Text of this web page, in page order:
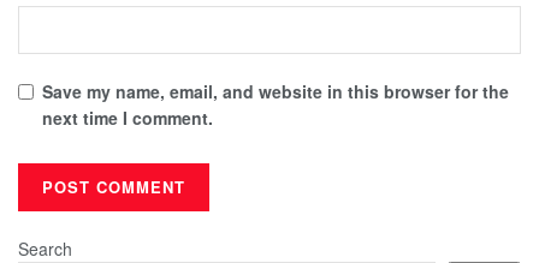
Save my name, email, and website in this browser for the
next time I comment.
Search